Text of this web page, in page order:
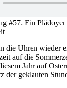
#57: Ein Plädoyer
die Uhren wieder
auf die
Jahr auf
der geklauten